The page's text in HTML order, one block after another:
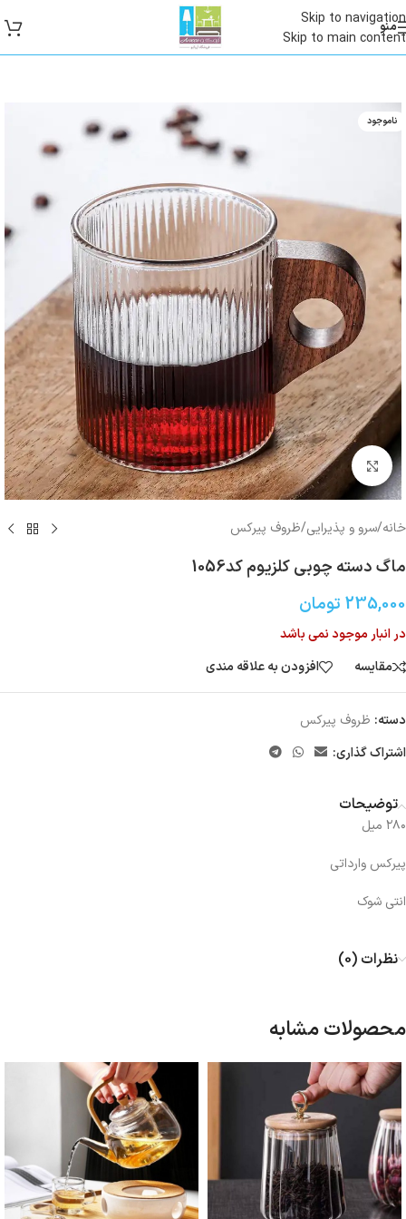
Skip to navigation
Skip to main content
منو
ناموجود
بزرگنمایی تصویر
خانه/سرو و پذیرایی/ظروف پیرکس
ماگ دسته چوبی کلزیوم کد1056
235,000 تومان
در انبار موجود نمی باشد
مقایسه
افزودن به علاقه مندی
دسته: ظروف پیرکس
اشتراک گذاری:
توضیحات
۲۸۰ میل
پیرکس وارداتی
انتی شوک
نظرات (0)
محصولات مشابه